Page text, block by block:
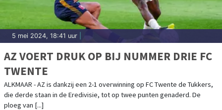
5 mei 2024, 18:41 uur
AZ VOERT DRUK OP BIJ NUMMER DRIE FC
TWENTE
ALKMAAR - AZ is dankzij een 2-1 overwinning op FC Twente de Tukkers,
die derde staan in de Eredivisie, tot op twee punten genaderd. De
ploeg van [...]